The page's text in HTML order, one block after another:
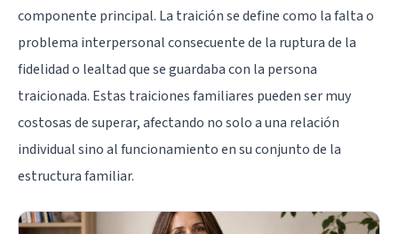
componente principal. La traición se define como la falta o
problema interpersonal consecuente de la ruptura de la
fidelidad o lealtad que se guardaba con la persona
traicionada. Estas traiciones familiares pueden ser muy
costosas de superar, afectando no solo a una relación
individual sino al funcionamiento en su conjunto de la
estructura familiar.